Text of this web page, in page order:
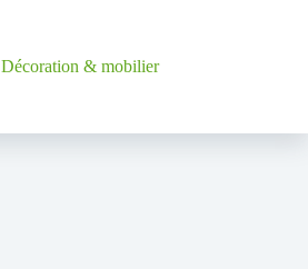
Décoration & mobilier